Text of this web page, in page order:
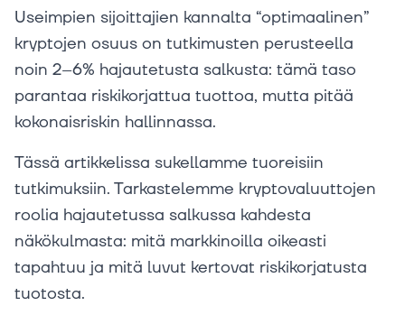
Useimpien sijoittajien kannalta “optimaalinen”
kryptojen osuus on tutkimusten perusteella
noin 2–6% hajautetusta salkusta: tämä taso
parantaa riskikorjattua tuottoa, mutta pitää
kokonaisriskin hallinnassa.
Tässä artikkelissa sukellamme tuoreisiin
tutkimuksiin. Tarkastelemme kryptovaluuttojen
roolia hajautetussa salkussa kahdesta
näkökulmasta: mitä markkinoilla oikeasti
tapahtuu ja mitä luvut kertovat riskikorjatusta
tuotosta.